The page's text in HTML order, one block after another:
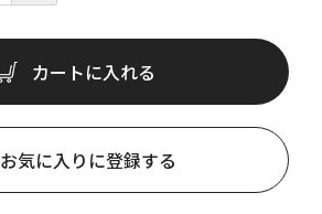
カートに入れる
お気に入りに登録する